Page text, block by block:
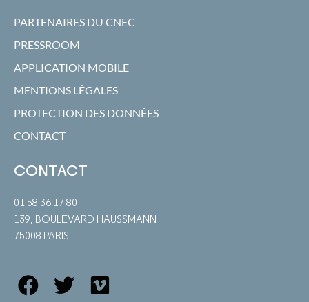
PARTENAIRES DU CNEC
PRESSROOM
APPLICATION MOBILE
MENTIONS LÉGALES
PROTECTION DES DONNÉES
CONTACT
CONTACT
01 58 36 17 80
139, BOULEVARD HAUSSMANN
75008 PARIS